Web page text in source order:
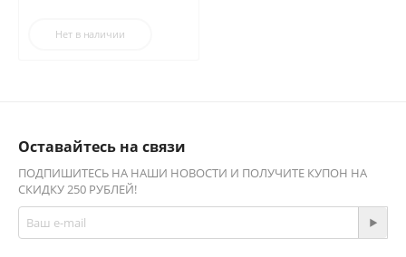
Нет в наличии
Оставайтесь на связи
ПОДПИШИТЕСЬ НА НАШИ НОВОСТИ И ПОЛУЧИТЕ КУПОН НА
СКИДКУ 250 РУБЛЕЙ!